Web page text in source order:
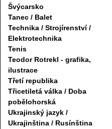
Švýcarsko
Tanec / Balet
Technika / Strojírenství /
Elektrotechnika
Tenis
Teodor Rotrekl - grafika,
ilustrace
Třetí republika
Třicetiletá válka / Doba
pobělohorská
Ukrajinský jazyk /
Ukrajinština / Rusínština